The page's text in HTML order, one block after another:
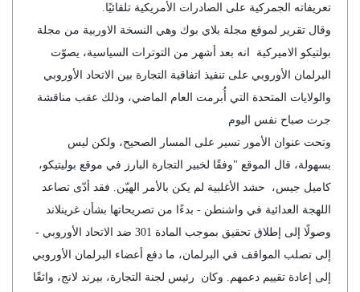
تعريفاته الجمركية على الصادرات الأمريكية تلقائيًا.
وقال تقرير لموقع مجلة بلاي بوك وهي النسخة الاوربية من مجلة
بولتيكو الاميركية انه بعد أشهر من التوترات السياسية، يصوّت
البرلمان الأوروبي على تنفيذ اتفاقية التجارة بين الاتحاد الأوروبي
والولايات المتحدة التي أُبرمت العام الماضي، وذلك عقب مناقشة
جرت صباح نفس اليوم
وتحت عنوان الأمور تسير على المسار الصحيح، ولكن ليس
بسهولة، قال الموقع "وفقًا لخبير التجارة البارز في موقع بوليتيكو،
كاميل جيس، حشد الأغلبية لم يكن بالأمر الهيّن. فقد أدّى تصاعد
اللهجة العدائية في واشنطن - بدءًا من تصريحاتها بشأن غرينلاند
وصولًا إلى إطلاق تحقيق بموجب المادة 301 ضد الاتحاد الأوروبي -
إلى تصلب المواقف في البرلمان، ما دفع أعضاء البرلمان الأوروبي
إلى إعادة تقييم دعمهم. وكان رئيس لجنة التجارة، بيرند لانج، واثقًا